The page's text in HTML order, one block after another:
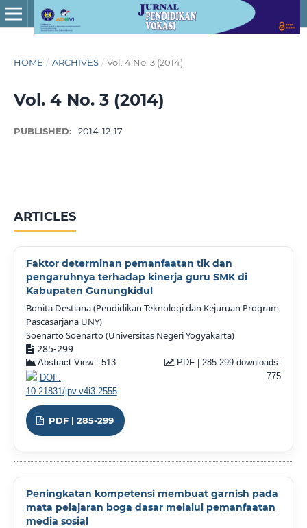
HOME / ARCHIVES / Vol. 4 No. 3 (2014)
Vol. 4 No. 3 (2014)
PUBLISHED: 2014-12-17
ARTICLES
Faktor determinan pemanfaatan tik dan
pengaruhnya terhadap kinerja guru SMK di
Kabupaten Gunungkidul
Bonita Destiana (Pendidikan Teknologi dan Kejuruan Program
Pascasarjana UNY)
Soenarto Soenarto (Universitas Negeri Yogyakarta)
285-299
Abstract View : 513
PDF | 285-299 downloads:
775
DOI :
10.21831/jpv.v4i3.2555
PDF | 285-299
Peningkatan kompetensi membuat garnish pada
mata pelajaran boga dasar melalui pemanfaatan
media sosial